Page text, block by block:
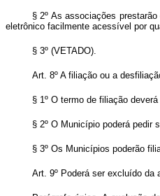
§ 2º As associações
eletrônico facilmente acessível por
§ 3º (VETADO).
Art. 8º A filiação ou a
§ 1º O termo de filiação
§ 2º O Município poderá pedir
§ 3º Os Municípios poderão
Art. 9º Poderá ser excluído da